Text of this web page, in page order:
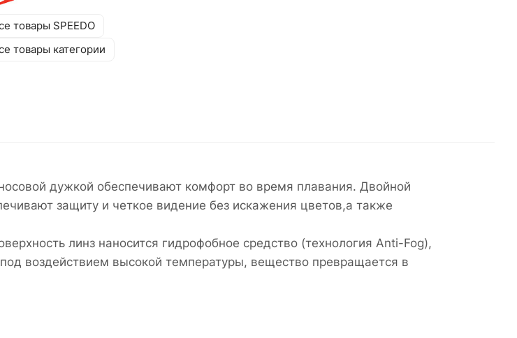
товары SPEEDO
товары категории
дужкой обеспечивают комфорт во время плавания. Двойной
защиту и четкое видение без искажения цветов,а также
линз наносится гидрофобное средство (технология Anti-Fog),
воздействием высокой температуры, вещество превращается в